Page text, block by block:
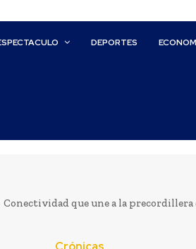
DEPORTES
Conectividad que une a la precordillera